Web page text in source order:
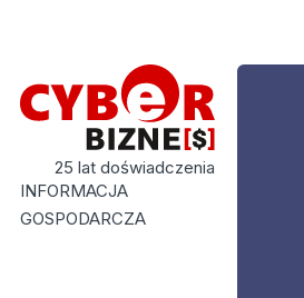
25 lat doświadczenia
INFORMACJA
GOSPODARCZA